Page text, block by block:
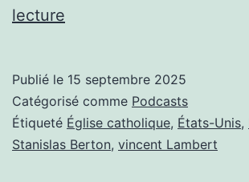
lecture
NOUS
INVITE
STANISLAS
Publié le 15 septembre 2025
Catégorisé comme Podcasts
Étiqueté Église catholique, États-Unis,
Stanislas Berton, vincent Lambert